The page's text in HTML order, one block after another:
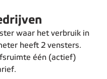
waar het verbruik in
heeft 2 vensters.
één (actief)